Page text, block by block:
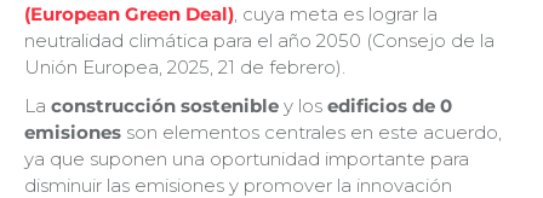
(European Green Deal) , cuya meta es lograr la
neutralidad climática para el año 2050 (Consejo de la
Unión Europea, 2025, 21 de febrero).
La construcción sostenible y los edificios de 0
emisiones son elementos centrales en este acuerdo,
ya que suponen una oportunidad importante para
disminuir las emisiones y promover la innovación